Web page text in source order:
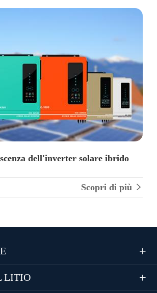
dell'inverter solare ibrido
Scopri di più 

LITIO 